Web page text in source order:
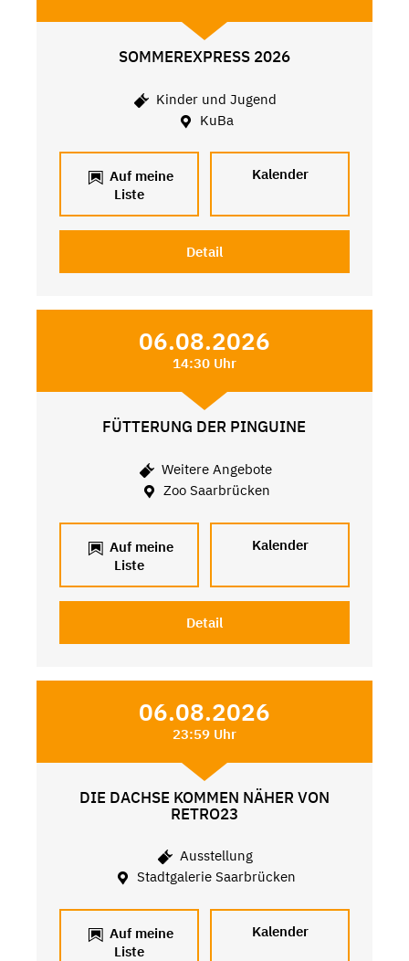
SOMMEREXPRESS 2026
Kinder und Jugend
KuBa
Auf meine
Liste
Kalender
Detail
06.08.2026
14:30 Uhr
FÜTTERUNG DER PINGUINE
Weitere Angebote
Zoo Saarbrücken
Auf meine
Liste
Kalender
Detail
06.08.2026
23:59 Uhr
DIE DACHSE KOMMEN NÄHER VON
RETRO23
Ausstellung
Stadtgalerie Saarbrücken
Auf meine
Liste
Kalender